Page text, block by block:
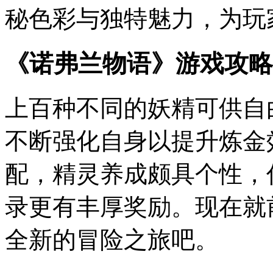
秘色彩与独特魅力，为
《诺弗兰物语》游戏攻
上百种不同的妖精可供
不断强化自身以提升炼
配，精灵养成颇具个性
录更有丰厚奖励。现在
全新的冒险之旅吧。